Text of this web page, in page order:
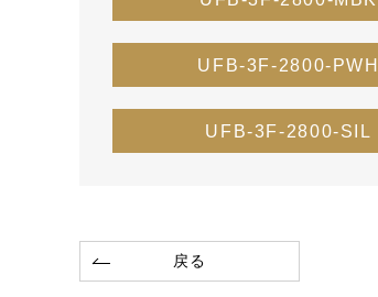
UFB-3F-2800-PWH
UFB-3F-2800-SIL
戻る